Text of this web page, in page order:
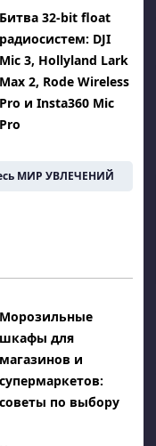
Битва 32-bit float
радиосистем: DJI
Mic 3, Hollyland Lark
Max 2, Rode Wireless
Pro и Insta360 Mic
Pro
МИР УВЛЕЧЕНИЙ
Морозильные
шкафы для
магазинов и
супермаркетов:
советы по выбору